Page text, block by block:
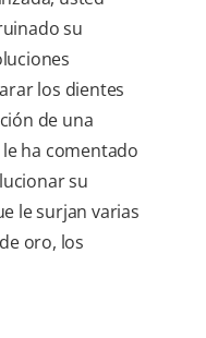
su
los dientes
de una
ha comentado
su
le surjan varias
oro, los